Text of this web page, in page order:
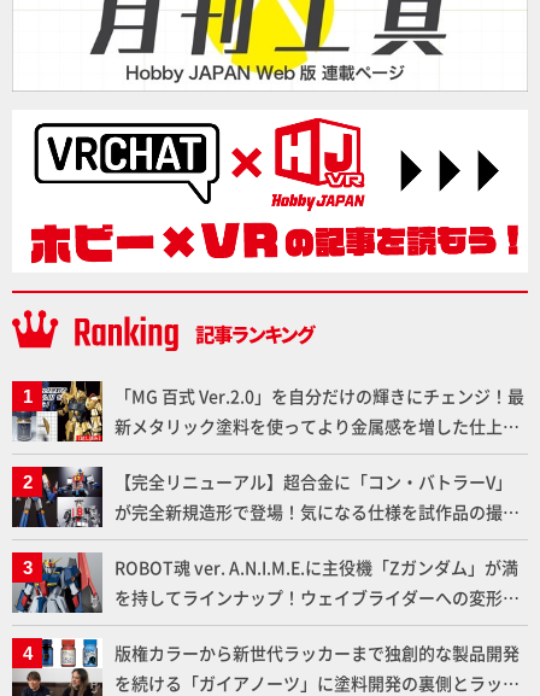
「MG 百式 Ver.2.0」を自分だけの輝きにチェンジ！最
新メタリック塗料を使ってより金属感を増した仕上が
りに!!【試し読み】
【完全リニューアル】超合金に「コン・バトラーV」
が完全新規造形で登場！気になる仕様を試作品の撮り
下ろしでご紹介!!さらに「大鉄人17」＆「ワンエイ
ト」セット情報もお届け！【超合金の魂】
ROBOT魂 ver. A.N.I.M.E.に主役機「Zガンダム」が満
を持してラインナップ！ウェイブライダーへの変形、
劇中どおりのプロポーションを再現【機動戦士Zガン
ダム】
版権カラーから新世代ラッカーまで独創的な製品開発
を続ける「ガイアノーツ」に塗料開発の裏側とラッカ